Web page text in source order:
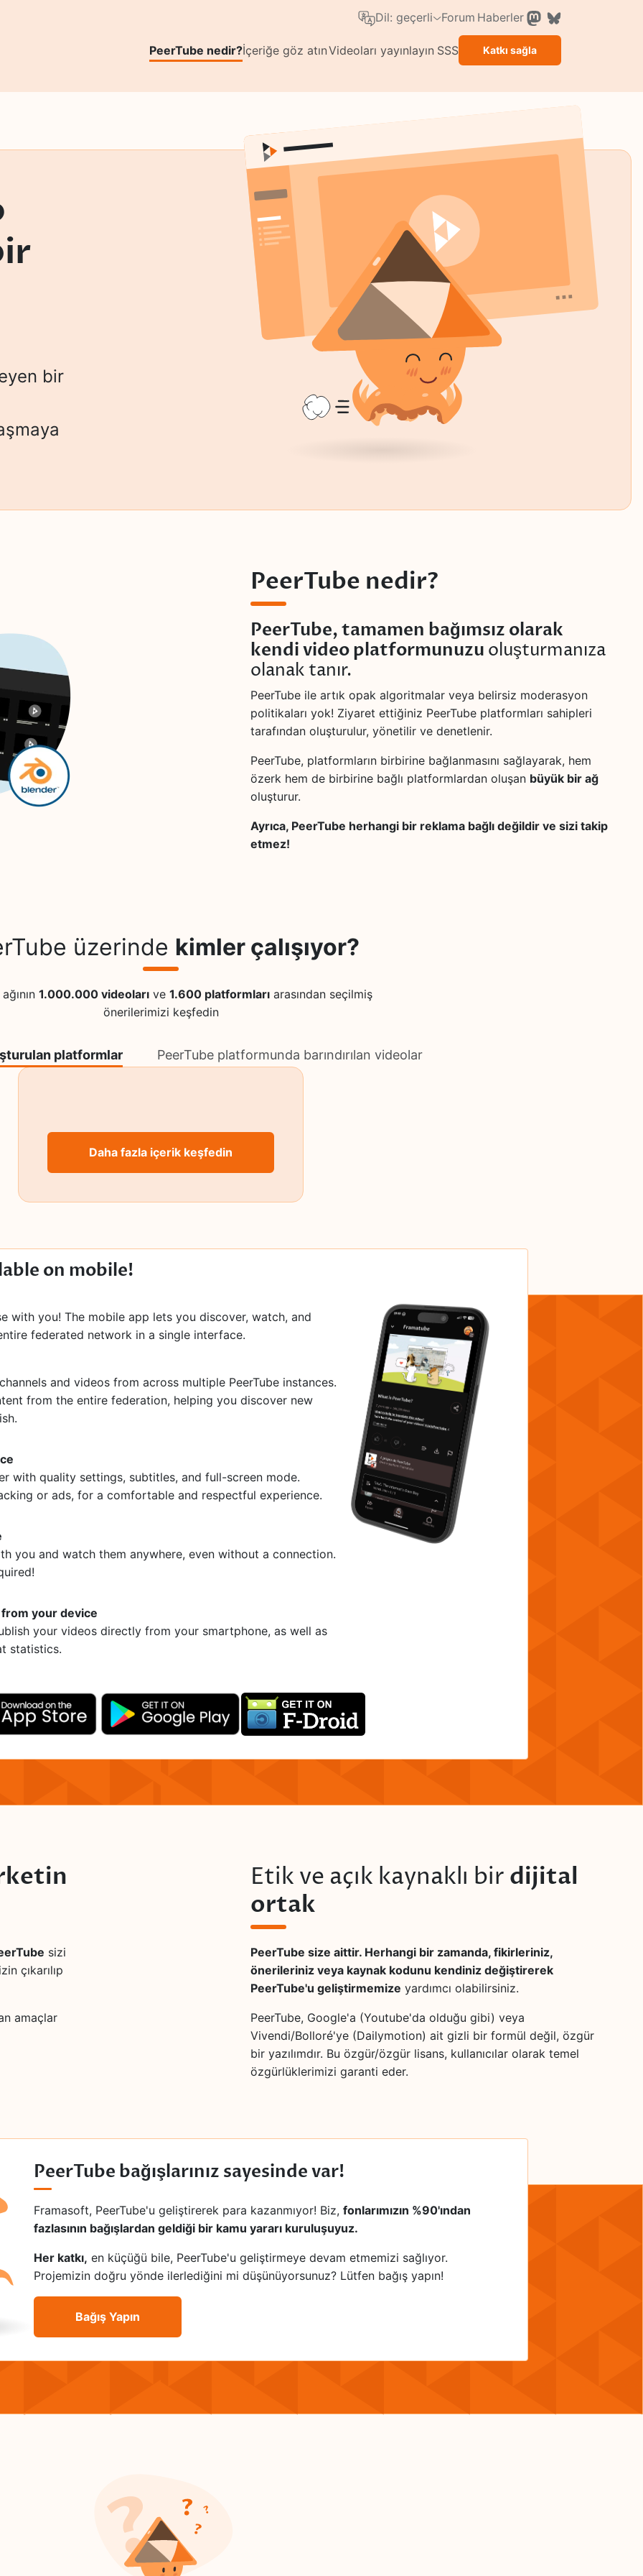
Dil: geçerli Forum Haberler
PeerTube nedir?İçeriğe göz atınVideoları yayınlayın SSS Katkı sağla
bir
PeerTube nedir?
PeerTube, tamamen bağımsız olarak
kendi video platformunuzu oluşturmanıza
olanak tanır.
PeerTube ile artık opak algoritmalar veya belirsiz moderasyon
politikaları yok! Ziyaret ettiğiniz PeerTube platformları sahipleri
tarafından oluşturulur, yönetilir ve denetlenir.
PeerTube, platformların birbirine bağlanmasını sağlayarak, hem
özerk hem de birbirine bağlı platformlardan oluşan büyük bir ağ
oluşturur.
Ayrıca, PeerTube herhangi bir reklama bağlı değildir ve sizi takip
etmez!
üzerinde kimler çalışıyor?
1.000.000 videoları ve 1.600 platformları arasından seçilmiş
önerilerimizi keşfedin
platformlar PeerTube platformunda barındırılan videolar
Daha fazla içerik keşfedin
on mobile!
with you! The mobile app lets you discover, watch, and
federated network in a single interface.
and videos from across multiple PeerTube instances.
from the entire federation, helping you discover new
with quality settings, subtitles, and full-screen mode.
or ads, for a comfortable and respectful experience.
you and watch them anywhere, even without a connection.
your device
your videos directly from your smartphone, as well as
statistics.
sizi
çıkarılıp
amaçlar
Etik ve açık kaynaklı bir dijital
ortak
PeerTube size aittir. Herhangi bir zamanda, fikirleriniz,
önerileriniz veya kaynak kodunu kendiniz değiştirerek
PeerTube'u geliştirmemize yardımcı olabilirsiniz.
PeerTube, Google'a (Youtube'da olduğu gibi) veya
Vivendi/Bolloré'ye (Dailymotion) ait gizli bir formül değil, özgür
bir yazılımdır. Bu özgür/özgür lisans, kullanıcılar olarak temel
özgürlüklerimizi garanti eder.
PeerTube bağışlarınız sayesinde var!
Framasoft, PeerTube'u geliştirerek para kazanmıyor! Biz, fonlarımızın %90'ından
fazlasının bağışlardan geldiği bir kamu yararı kuruluşuyuz.
Her katkı, en küçüğü bile, PeerTube'u geliştirmeye devam etmemizi sağlıyor.
Projemizin doğru yönde ilerlediğini mi düşünüyorsunuz? Lütfen bağış yapın!
Bağış Yapın